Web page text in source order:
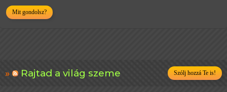
Mit gondolsz?
Rajtad a világ szeme Szólj hozzá Te is!